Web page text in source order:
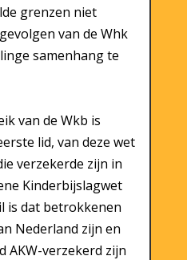
grenzen niet
van de Whk
samenhang te
van de Wkb is
lid, van deze wet
verzekerde zijn in
Kinderbijslagwet
is dat betrokkenen
Nederland zijn en
AKW-verzekerd zijn